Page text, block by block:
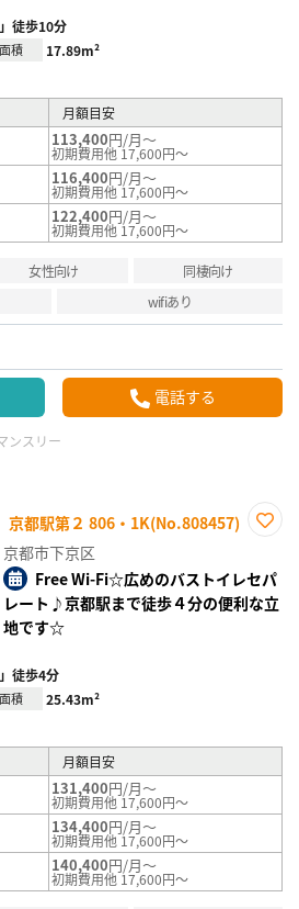
徒歩10分
面積 17.89m²
月額目安
113,400円/月～
初期費用他 17,600円～
116,400円/月～
初期費用他 17,600円～
122,400円/月～
初期費用他 17,600円～
女性向け
同棲向け
wifiあり
電話する
ンスリー
都駅第２ 806・1K(No.808457)
り登
録
京都市下京区
Free Wi-Fi☆広めのバストイレセパ
レート♪京都駅まで徒歩４分の便利な立
地です☆
徒歩4分
面積 25.43m²
月額目安
131,400円/月～
初期費用他 17,600円～
134,400円/月～
初期費用他 17,600円～
140,400円/月～
初期費用他 17,600円～